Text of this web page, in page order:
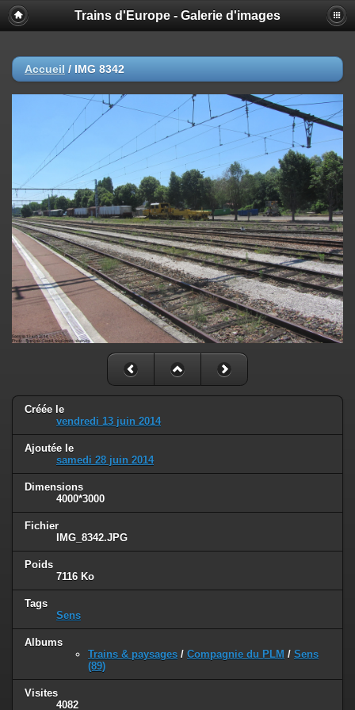
Trains d'Europe - Galerie d'images
Accueil / IMG 8342
Créée le
vendredi 13 juin 2014
Ajoutée le
samedi 28 juin 2014
Dimensions
4000*3000
Fichier
IMG_8342.JPG
Poids
7116 Ko
Tags
Sens
Albums
Trains & paysages / Compagnie du PLM / Sens
(89)
Visites
4082